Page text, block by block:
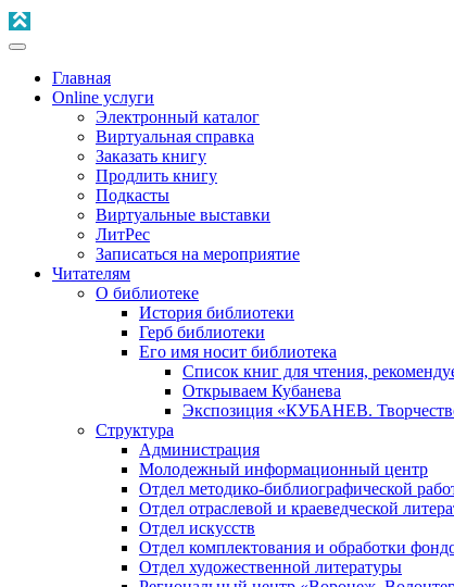
Главная
Online услуги
Электронный каталог
Виртуальная справка
Заказать книгу
Продлить книгу
Подкасты
Виртуальные выставки
ЛитРес
Записаться на мероприятие
Читателям
О библиотеке
История библиотеки
Герб библиотеки
Его имя носит библиотека
Список книг для чтения,
Открываем Кубанева
Экспозиция «КУБАНЕВ.
Структура
Администрация
Молодежный информационный центр
Отдел методико-библиографической
Отдел отраслевой и краеведческой
Отдел искусств
Отдел комплектования и обработки
Отдел художественной литературы